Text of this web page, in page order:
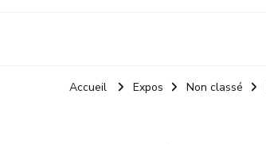
Accueil Expos Non classé